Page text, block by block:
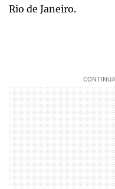
Rio de Janeiro.